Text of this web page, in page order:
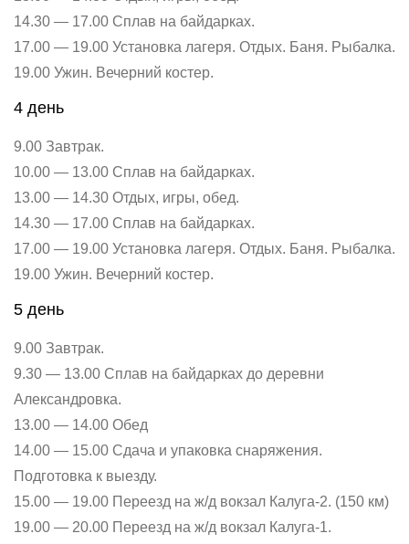
14.30 — 17.00 Сплав на байдарках.
17.00 — 19.00 Установка лагеря. Отдых. Баня. Рыбалка.
19.00 Ужин. Вечерний костер.
4 день
9.00 Завтрак.
10.00 — 13.00 Сплав на байдарках.
13.00 — 14.30 Отдых, игры, обед.
14.30 — 17.00 Сплав на байдарках.
17.00 — 19.00 Установка лагеря. Отдых. Баня. Рыбалка.
19.00 Ужин. Вечерний костер.
5 день
9.00 Завтрак.
9.30 — 13.00 Сплав на байдарках до деревни
Александровка.
13.00 — 14.00 Обед
14.00 — 15.00 Сдача и упаковка снаряжения.
Подготовка к выезду.
15.00 — 19.00 Переезд на ж/д вокзал Калуга-2. (150 км)
19.00 — 20.00 Переезд на ж/д вокзал Калуга-1.